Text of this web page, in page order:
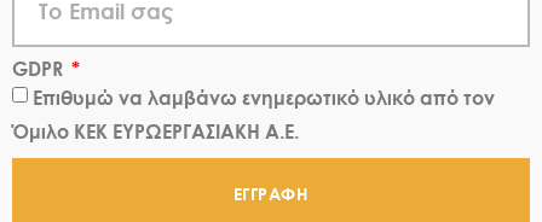
GDPR
Επιθυμώ να λαμβάνω ενημερωτικό υλικό από τον
Όμιλο ΚΕΚ ΕΥΡΩΕΡΓΑΣΙΑΚΗ Α.Ε.
ΕΓΓΡΑΦΗ